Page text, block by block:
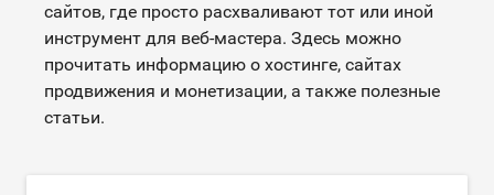
сайтов, где просто расхваливают тот или иной
инструмент для веб-мастера. Здесь можно
прочитать информацию о хостинге, сайтах
продвижения и монетизации, а также полезные
статьи.